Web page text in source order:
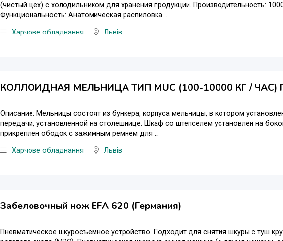
(чистый цех) с холодильником для хранения продукции. Производительность:
Функциональность: Анатомическая распиловка ...
Харчове обладнання Львів
КОЛЛОИДНАЯ МЕЛЬНИЦА ТИП MUC (100-10000 КГ /
Описание: Мельницы состоят из бункера, корпуса мельницы, в котором
передачи, установленной на столешнице. Шкаф со штепселем установлен на
прикреплен ободок с зажимным ремнем для ...
Харчове обладнання Львів
Забеловочный нож EFA 620 (Германия)
Пневматическое шкуросъемное устройство. Подходит для снятия шкуры с туш